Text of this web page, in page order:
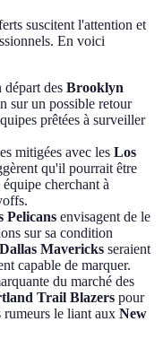
suscitent l'attention et
En voici
départ des Brooklyn
sur un possible retour
prêtées à surveiller
mitigées avec les Los
qu'il pourrait être
équipe cherchant à
Pelicans envisagent de le
sur sa condition
Dallas Mavericks seraient
capable de marquer.
du marché des
Trail Blazers pour
rumeurs le liant aux New